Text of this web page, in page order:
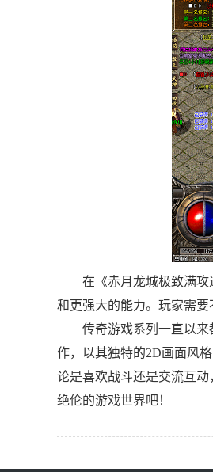
在《赤月龙城极致满
和更强大的能力。玩家需要
传奇游戏系列一直以
作，以其独特的2D画面风
论是喜欢战斗还是交流互
绝伦的游戏世界吧！